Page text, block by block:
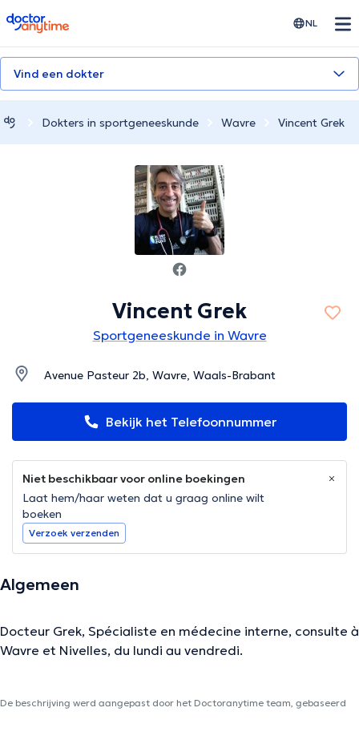
doctoranytime NL
Vind een dokter
Dokters in sportgeneeskunde Wavre Vincent Grek
Vincent Grek
Sportgeneeskunde in Wavre
Avenue Pasteur 2b, Wavre, Waals-Brabant
Bekijk het Telefoonnummer
Niet beschikbaar voor online boekingen
Laat hem/haar weten dat u graag online wilt
boeken
Verzoek verzenden
Algemeen
Docteur Grek, Spécialiste en médecine interne, consulte à
Wavre et Nivelles, du lundi au vendredi.
De beschrijving werd aangepast door het Doctoranytime team, gebaseerd